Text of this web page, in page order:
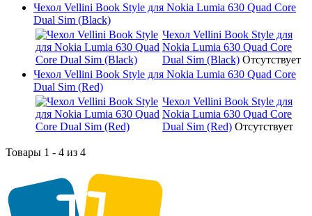
Чехол Vellini Book Style для Nokia Lumia 630 Quad Core
Dual Sim (Black)
Чехол Vellini Book Style для
Nokia Lumia 630 Quad Core
Dual Sim (Black) Отсутствует
Чехол Vellini Book Style для Nokia Lumia 630 Quad Core
Dual Sim (Red)
Чехол Vellini Book Style для
Nokia Lumia 630 Quad Core
Dual Sim (Red) Отсутствует
Товары 1 - 4 из 4